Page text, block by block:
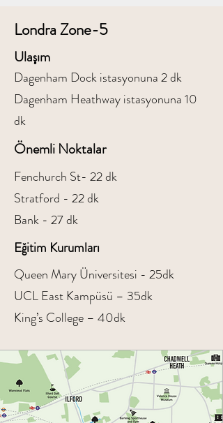
Londra Zone-5
Ulaşım
Dagenham Dock istasyonuna 2 dk
Dagenham Heathway istasyonuna 10
dk
Önemli Noktalar
Fenchurch St- 22 dk​
Stratford - 22 dk​
Bank - 27 dk
Eğitim Kurumları
Queen Mary Üniversitesi - 25dk
UCL East Kampüsü – 35dk
King’s College – 40dk